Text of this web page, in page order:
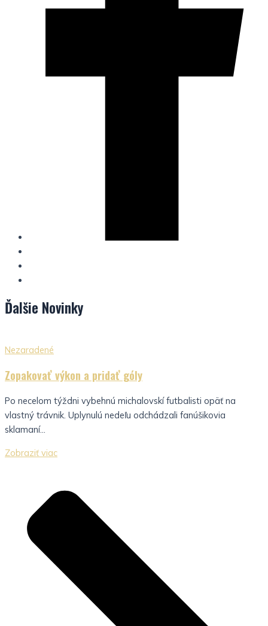
Ďalšie Novinky
Nezaradené
Zopakovať výkon a pridať góly
Po necelom týždni vybehnú michalovskí futbalisti opäť na
vlastný trávnik. Uplynulú nedeľu odchádzali fanúšikovia
sklamaní...
Zobraziť viac